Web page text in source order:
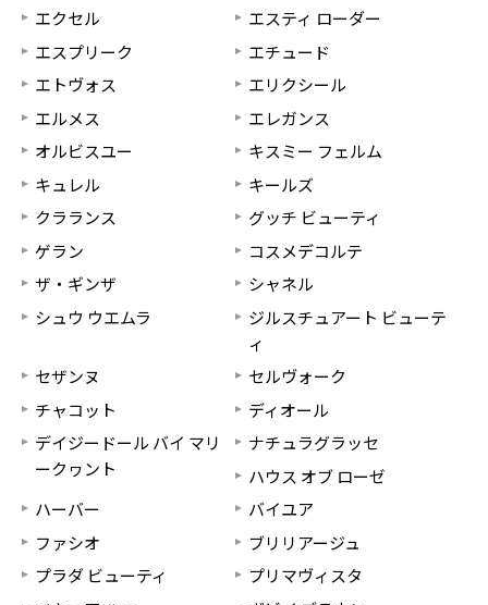
エクセル
エスティ ローダー
エスプリーク
エチュード
エトヴォス
エリクシール
エルメス
エレガンス
オルビスユー
キスミー フェルム
キュレル
キールズ
クラランス
グッチ ビューティ
ゲラン
コスメデコルテ
ザ・ギンザ
シャネル
シュウ ウエムラ
ジルスチュアート ビューテ
ィ
セザンヌ
セルヴォーク
チャコット
ディオール
デイジードール バイ マリ
ークヮント
ナチュラグラッセ
ハウス オブ ローゼ
ハーバー
バイユア
ファシオ
ブリリアージュ
プラダ ビューティ
プリマヴィスタ